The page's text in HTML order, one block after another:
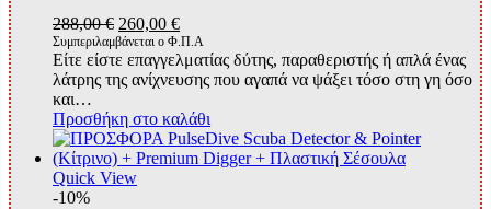
288,00€ Original
price
was:
288,00 €.
260,00 €Η
τρέχουσα
τιμή
είναι:
Συμπεριλαμβάνεται ο Φ.Π.Α
Είτε είστε επαγγελματίας δύτης, παραθεριστής ή απλά ένας
λάτρης της ανίχνευσης που αγαπά να ψάξει τόσο στη γη όσο
και…
Προσθήκη στο καλάθι
Quick View
-10%